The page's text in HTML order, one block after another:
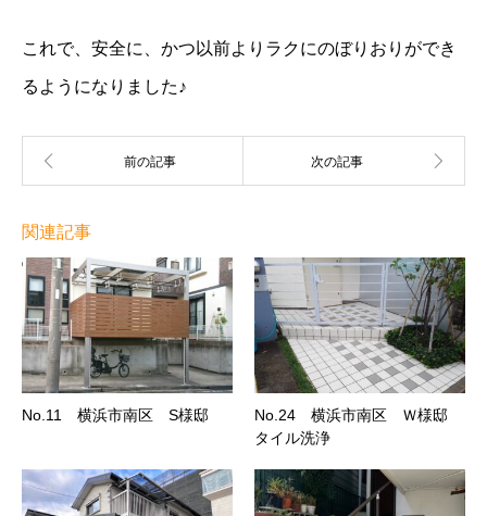
これで、安全に、かつ以前よりラクにのぼりおりができ
るようになりました♪
関連記事
No.11 横浜市南区 S様邸
No.24 横浜市南区 Ｗ様邸
タイル洗浄